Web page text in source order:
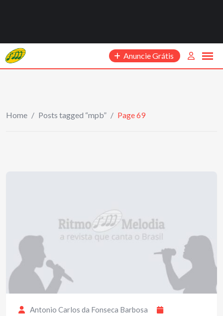
Anuncie Grátis
Home / Posts tagged “mpb” / Page 69
Antonio Carlos da Fonseca Barbosa